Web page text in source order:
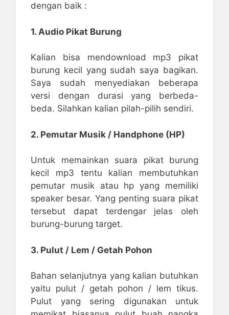
dengan baik :
1. Audio Pikat Burung
Kalian bisa mendownload mp3 pikat
burung kecil yang sudah saya bagikan.
Saya sudah menyediakan beberapa
versi dengan durasi yang berbeda-
beda. Silahkan kalian pilah-pilih sendiri.
2. Pemutar Musik / Handphone (HP)
Untuk memainkan suara pikat burung
kecil mp3 tentu kalian membutuhkan
pemutar musik atau hp yang memiliki
speaker besar. Yang penting suara pikat
tersebut dapat terdengar jelas oleh
burung-burung target.
3. Pulut / Lem / Getah Pohon
Bahan selanjutnya yang kalian butuhkan
yaitu pulut / getah pohon / lem tikus.
Pulut yang sering digunakan untuk